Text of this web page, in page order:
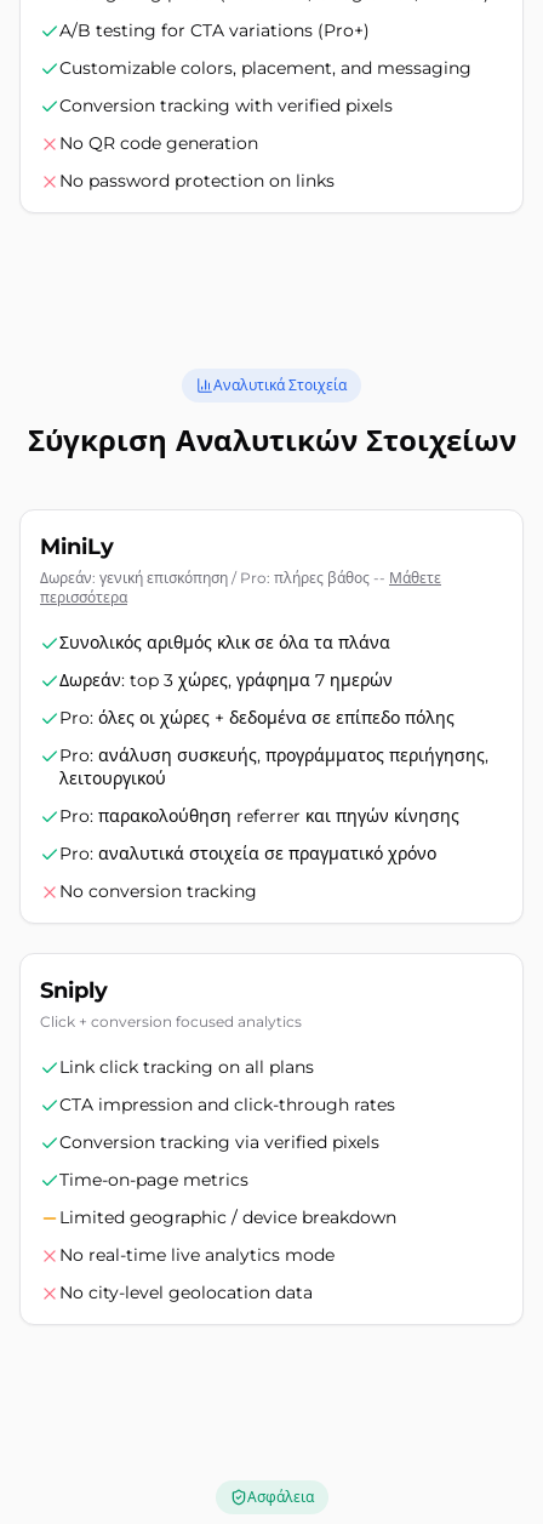
A/B testing for CTA variations (Pro+)
Customizable colors, placement, and messaging
Conversion tracking with verified pixels
No QR code generation
No password protection on links
Αναλυτικά Στοιχεία
Σύγκριση Αναλυτικών Στοιχείων
MiniLy
Δωρεάν: γενική επισκόπηση / Pro: πλήρες βάθος -- Μάθετε
περισσότερα
Συνολικός αριθμός κλικ σε όλα τα πλάνα
Δωρεάν: top 3 χώρες, γράφημα 7 ημερών
Pro: όλες οι χώρες + δεδομένα σε επίπεδο πόλης
Pro: ανάλυση συσκευής, προγράμματος περιήγησης,
λειτουργικού
Pro: παρακολούθηση referrer και πηγών κίνησης
Pro: αναλυτικά στοιχεία σε πραγματικό χρόνο
No conversion tracking
Sniply
Click + conversion focused analytics
Link click tracking on all plans
CTA impression and click-through rates
Conversion tracking via verified pixels
Time-on-page metrics
Limited geographic / device breakdown
No real-time live analytics mode
No city-level geolocation data
Ασφάλεια